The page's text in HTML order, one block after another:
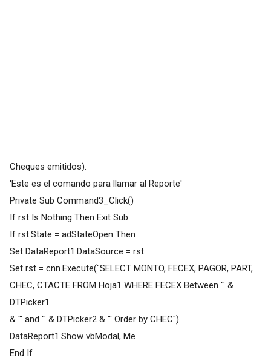
Cheques emitidos).
'Este es el comando para llamar al Reporte'
Private Sub Command3_Click()
If rst Is Nothing Then Exit Sub
If rst.State = adStateOpen Then
Set DataReport1.DataSource = rst
Set rst = cnn.Execute("SELECT MONTO, FECEX, PAGOR, PART,
CHEC, CTACTE FROM Hoja1 WHERE FECEX Between '" &
DTPicker1
& "' and '" & DTPicker2 & "' Order by CHEC")
DataReport1.Show vbModal, Me
End If